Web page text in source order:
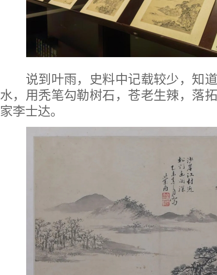
说到叶雨，史料中记载较少，知道
水，用秃笔勾勒树石，苍老生辣，落
家李士达。